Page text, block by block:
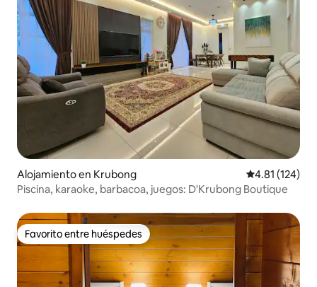
Alojamiento en Krubong Calificación
4.81 (124)
Piscina, karaoke, barbacoa, juegos: D'Krubong Boutique
Favorito entre huéspedes
Favorito entre huéspedes